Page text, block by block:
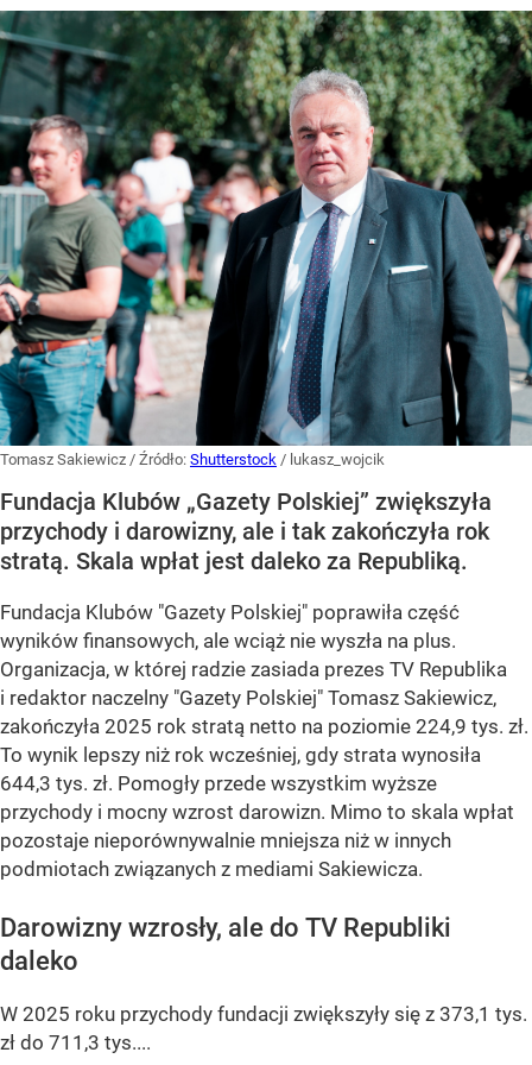
Tomasz Sakiewicz / Źródło: Shutterstock / lukasz_wojcik
Fundacja Klubów „Gazety Polskiej” zwiększyła
przychody i darowizny, ale i tak zakończyła rok
stratą. Skala wpłat jest daleko za Republiką.
Fundacja Klubów "Gazety Polskiej" poprawiła część
wyników finansowych, ale wciąż nie wyszła na plus.
Organizacja, w której radzie zasiada prezes TV Republika
i redaktor naczelny "Gazety Polskiej" Tomasz Sakiewicz,
zakończyła 2025 rok stratą netto na poziomie 224,9 tys. zł.
To wynik lepszy niż rok wcześniej, gdy strata wynosiła
644,3 tys. zł. Pomogły przede wszystkim wyższe
przychody i mocny wzrost darowizn. Mimo to skala wpłat
pozostaje nieporównywalnie mniejsza niż w innych
podmiotach związanych z mediami Sakiewicza.
Darowizny wzrosły, ale do TV Republiki
daleko
W 2025 roku przychody fundacji zwiększyły się z 373,1 tys.
zł do 711,3 tys....